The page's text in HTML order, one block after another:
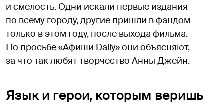
и смелость. Одни искали первые издания
по всему городу, другие пришли в фандом
только в этом году, после выхода фильма.
По просьбе «Афиши Daily» они объясняют,
за что так любят творчество Анны Джейн.
Язык и герои, которым веришь